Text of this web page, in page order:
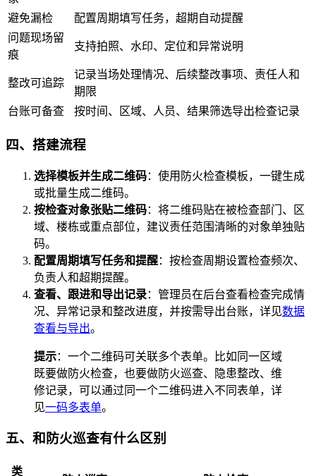
避免漏检
配置周期填写任务，超期自动提醒
问题现场留
痕
支持拍照、水印、定位和异常说明
整改可追踪
记录当场处理情况、后续整改事项、责任人和
期限
台账可备查
按时间、区域、人员、结果筛选导出检查记录
四、搭建流程
选择模板并生成二维码：使用防火检查模板，一键生成
或批量生成二维码。
按检查对象张贴二维码：将二维码贴在被检查部门、区
域、楼栋或重点部位，建议责任范围清晰的对象单独贴
码。
配置周期填写任务和提醒：按检查周期设置检查频次、
负责人和超期提醒。
查看、跟进和导出记录：管理员在后台查看检查完成情
况、异常记录和整改进度，并按需导出台账，详见数据
查看与导出。
提示：一个二维码可关联多个表单。比如同一区域
既要做防火检查，也要做防火巡查、隐患整改、维
修记录，可以通过同一个二维码进入不同表单，详
见一码多表单。
五、和防火巡查有什么区别
类